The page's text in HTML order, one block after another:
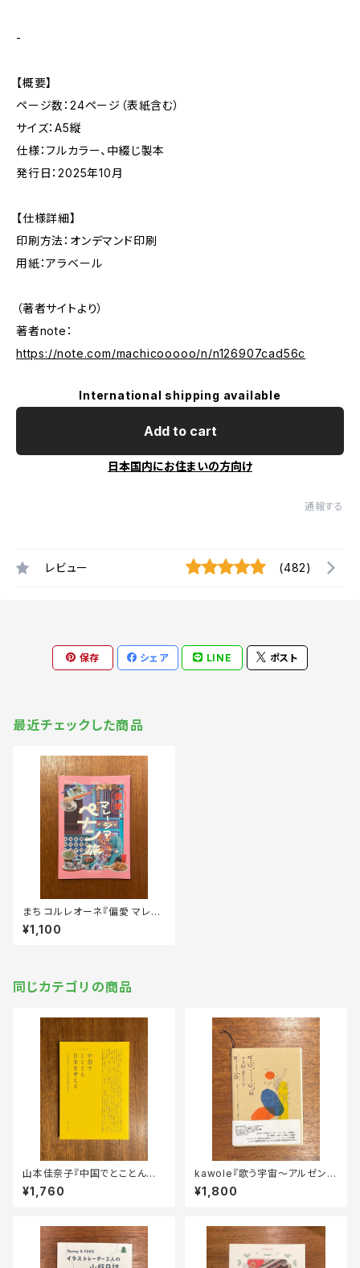
-
【概要】
ページ数：24ページ（表紙含む）
サイズ：A5縦
仕様：フルカラー、中綴じ製本
発行日：2025年10月
【仕様詳細】
印刷方法：オンデマンド印刷
用紙：アラベール
（著者サイトより）
著者note：
https://note.com/machicooooo/n/n126907cad56c
International shipping available
Add to cart
日本国内にお住まいの方向け
通報する
レビュー (482)
保存 シェア LINE ポスト
最近チェックした商品
まち コルレオーネ『偏愛 マレー
シア ペナン旅』
¥1,100
同じカテゴリの商品
山本佳奈子『中国でとことん日
本を考える（オフショアの小さい
本）』
¥1,760
kawole『歌う宇宙〜アルゼンチ
ン先住民による伝承歌カントコ
ンカーハの世界』
¥1,800